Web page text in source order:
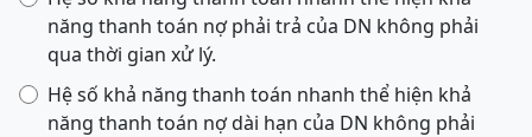
năng thanh toán nợ phải trả của DN không phải
qua thời gian xử lý.
Hệ số khả năng thanh toán nhanh thể hiện khả
năng thanh toán nợ dài hạn của DN không phải